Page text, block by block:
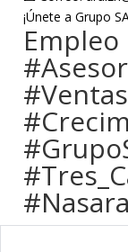
¡Únete a Grupo
Empleo
#Nasara